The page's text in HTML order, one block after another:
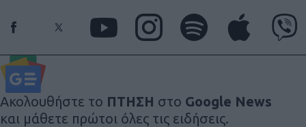
Ακολουθήστε το ΠΤΗΣΗ στο Google News
και μάθετε πρώτοι όλες τις ειδήσεις.